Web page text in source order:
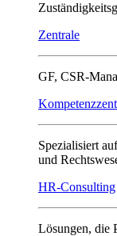
Zentrale
GF, CSR-
Spezialisiert
und
HR-Consulting
Lösungen, die